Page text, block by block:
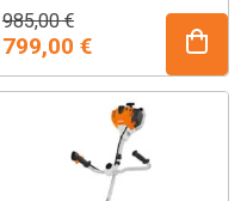
ammattikäyttöön
tarkoitettu
akkuraivaussaha. Mukana
toimitettavan 200/22-
raivausterän ansiosta
laite sopii varsinkin
985,00€
Alkuperäinen
hinta
985,00 €.
799,00 €
Nykyinen
hinta
799,00 €.